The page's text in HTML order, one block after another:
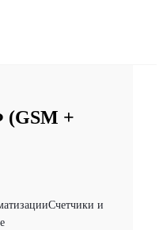
(GSM +
Счетчики и